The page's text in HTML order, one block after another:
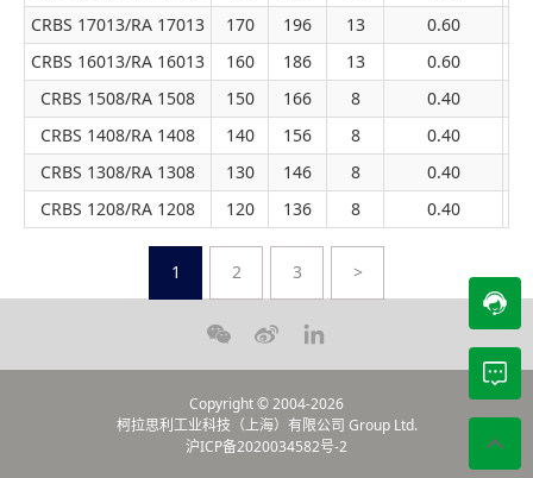
CRBS 17013/RA 17013
170 196 13 0.60
CRBS 16013/RA 16013
160 186 13 0.60
CRBS 1508/RA 1508
150 166 8 0.40
CRBS 1408/RA 1408
140 156 8 0.40
CRBS 1308/RA 1308
130 146 8 0.40
CRBS 1208/RA 1208
120 136 8 0.40
1 2 3 >
Copyright © 2004-2026
柯拉思利工业科技（上海）有限公司 Group Ltd.
沪ICP备2020034582号-2